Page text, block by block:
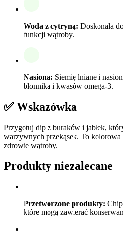
Woda z cytryną: Doskonała
funkcji wątroby.
Nasiona: Siemię lniane i
błonnika i kwasów omega-3.
✅ Wskazówka
Przygotuj dip z buraków i jabłek,
warzywnych przekąsek. To kolorowa
zdrowie wątroby.
Produkty niezalecane
Przetworzone produkty:
które mogą zawierać